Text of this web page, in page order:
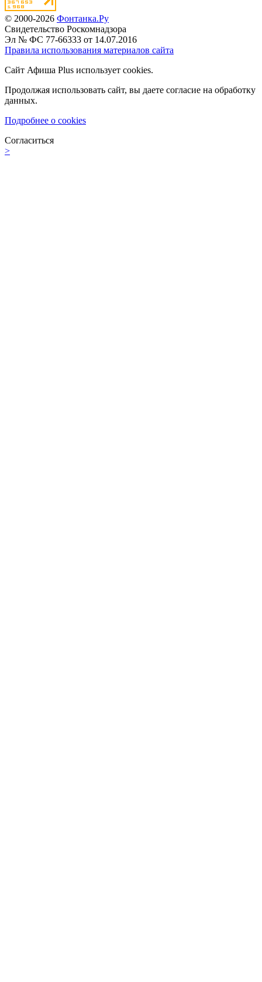
© 2000-2026 Фонтанка.Ру
Свидетельство Роскомнадзора
Эл № ФС 77-66333 от 14.07.2016
Правила использования материалов сайта
Сайт Афиша Plus использует cookies.
Продолжая использовать сайт, вы даете согласие на обработку
данных.
Подробнее о cookies
Согласиться
>